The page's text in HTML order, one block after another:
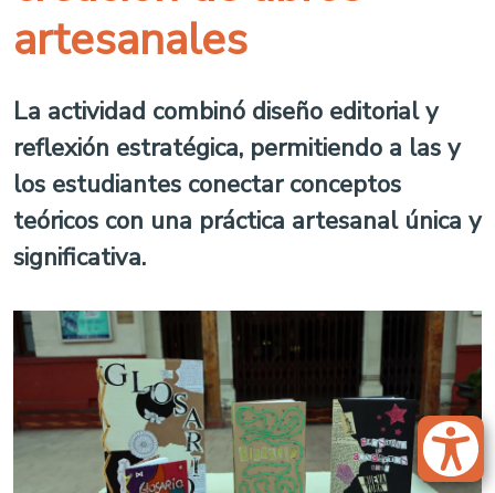
artesanales
La actividad combinó diseño editorial y
reflexión estratégica, permitiendo a las y
los estudiantes conectar conceptos
teóricos con una práctica artesanal única y
significativa.